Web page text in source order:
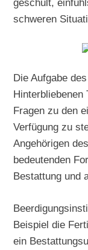
schweren
Die Aufgabe
Hinterbliebenen
Fragen zu den
Verfügung zu
Angehörigen
bedeutenden
Bestattung und
Beispiel die
ein